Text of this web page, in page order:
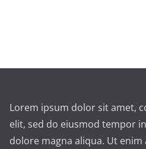
Lorem ipsum dolor sit amet,
elit, sed do eiusmod tempor
dolore magna aliqua. Ut